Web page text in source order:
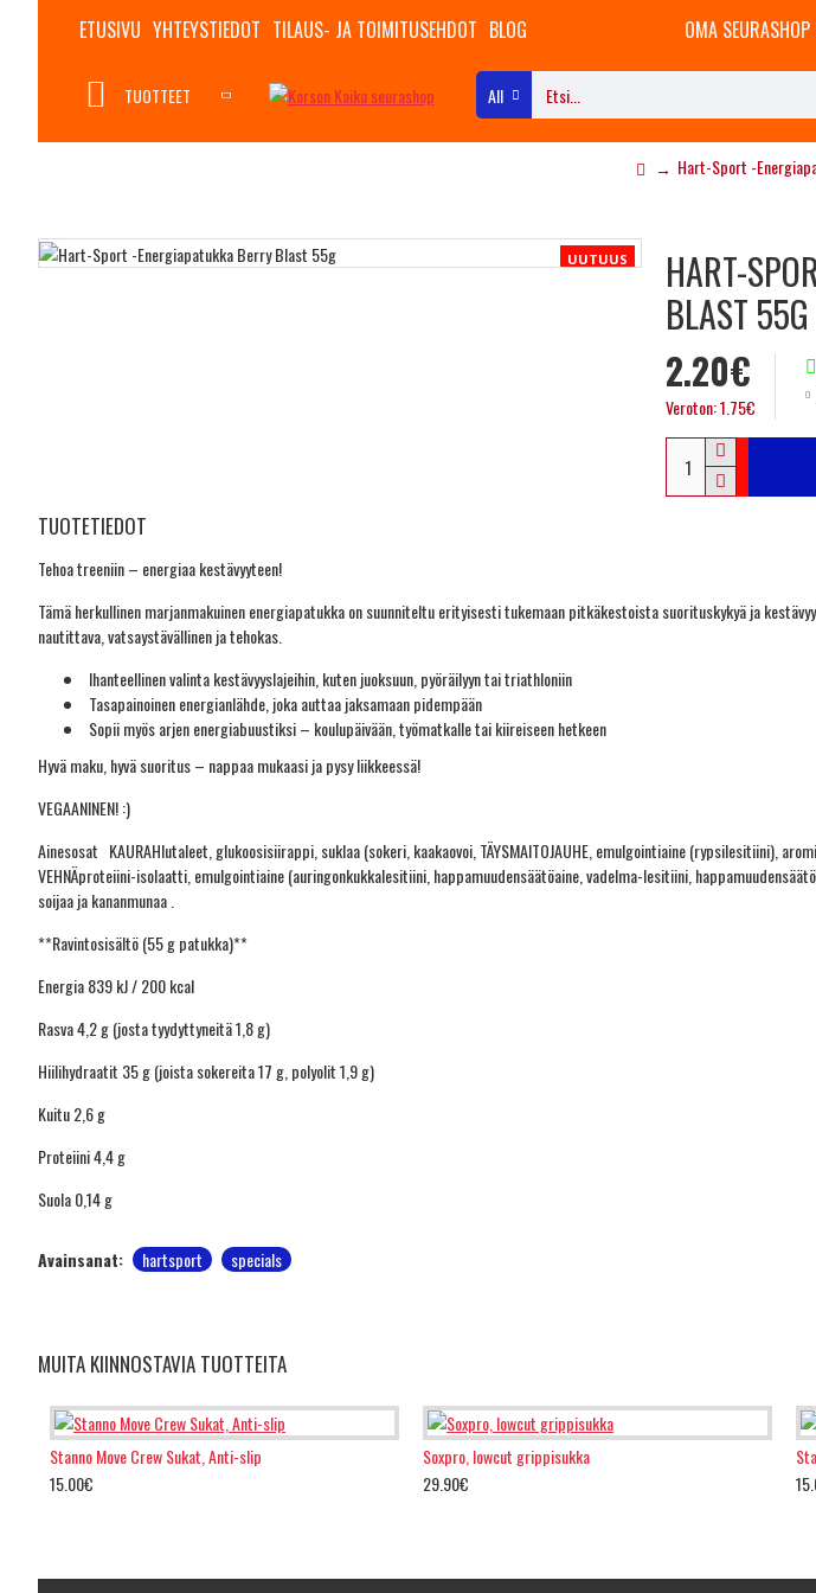
ETUSIVU YHTEYSTIEDOT TILAUS- JA TOIMITUSEHDOT BLOG OMA SEURASHOP
TUOTTEET All
Hart-Sport -
UUTUUS
HART-
BLAST 55G
2.20€
Veroton: 1.75€
TUOTETIEDOT
Tehoa treeniin – energiaa kestävyyteen!
Tämä herkullinen marjanmakuinen energiapatukka on suunniteltu erityisesti tukemaan pitkäkestoista suorituskykyä ja
nautittava, vatsaystävällinen ja tehokas.
Ihanteellinen valinta kestävyyslajeihin, kuten juoksuun, pyöräilyyn tai triathloniin
Tasapainoinen energianlähde, joka auttaa jaksamaan pidempään
Sopii myös arjen energiabuustiksi – koulupäivään, työmatkalle tai kiireiseen hetkeen
Hyvä maku, hyvä suoritus – nappaa mukaasi ja pysy liikkeessä!
VEGAANINEN! :)
Ainesosat KAURAHIutaleet, glukoosisiirappi, suklaa (sokeri, kaakaovoi, TÄYSMAITOJAUHE, emulgointiaine (rypsilesitiini),
VEHNÄproteiini-isolaatti, emulgointiaine (auringonkukkalesitiini, happamuudensäätöaine, vadelma-lesitiini,
soijaa ja kananmunaa .
**Ravintosisältö (55 g patukka)**
Energia 839 kJ / 200 kcal
Rasva 4,2 g (josta tyydyttyneitä 1,8 g)
Hiilihydraatit 35 g (joista sokereita 17 g, polyolit 1,9 g)
Kuitu 2,6 g
Proteiini 4,4 g
Suola 0,14 g
Avainsanat: hartsport specials
MUITA KIINNOSTAVIA TUOTTEITA
Stanno Move Crew Sukat, Anti-slip
15.00€
Soxpro, lowcut grippisukka
29.90€